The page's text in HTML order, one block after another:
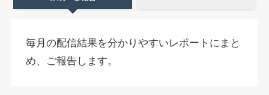
毎月の配信結果を分かりやすいレポートにまと
め、ご報告します。